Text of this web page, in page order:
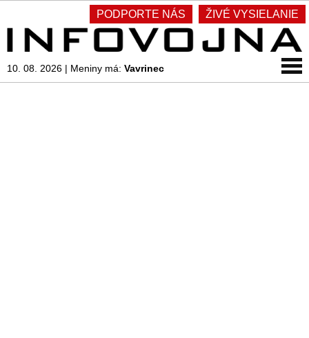
PODPORTE NÁS ŽIVÉ VYSIELANIE
10. 08. 2026 | Meniny má: Vavrinec